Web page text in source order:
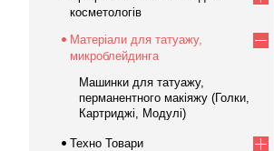
косметологів
Матеріали для татуажу,
микроблейдинга
Машинки для татуажу,
перманентного макіяжу (Голки,
Картриджі, Модулі)
Техно Товари